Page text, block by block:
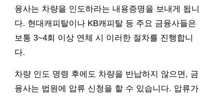
융사는 차량을 인도하라는 내용증명을 보내게 됩니
다. 현대캐피탈이나 KB캐피탈 등 주요 금융사들은
보통 3~4회 이상 연체 시 이러한 절차를 진행합니
다.
차량 인도 명령 후에도 차량을 반납하지 않으면, 금
융사는 법원에 압류 신청을 할 수 있습니다. 압류가